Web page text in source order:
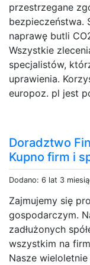
przestrzegane
bezpieczeństwa.
naprawę butli
Wszystkie
specjalistów,
uprawienia.
europoz. pl jest
Doradztwo
Kupno firm i
Dodano: 6 lat 3
Zajmujemy się
gospodarczym.
zadłużonych
wszystkim na
Nasze